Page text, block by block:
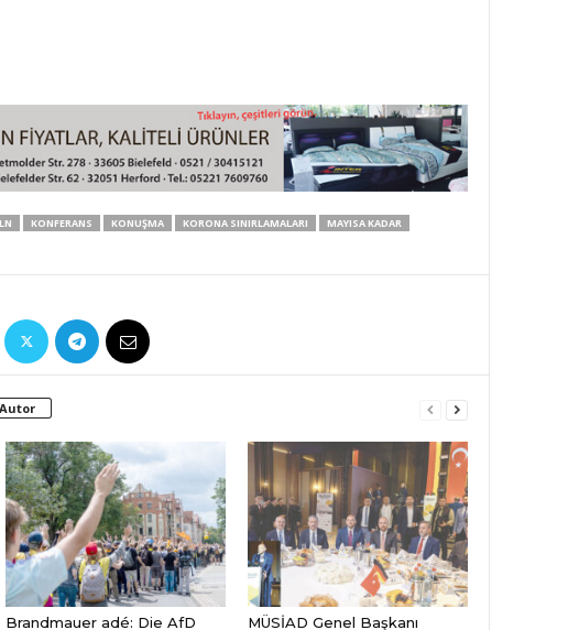
KONFERANS KONUŞMA KORONA SINIRLAMALARI
MAYISA KADAR
Brandmauer adé: Die AfD MÜSİAD Genel Başkanı